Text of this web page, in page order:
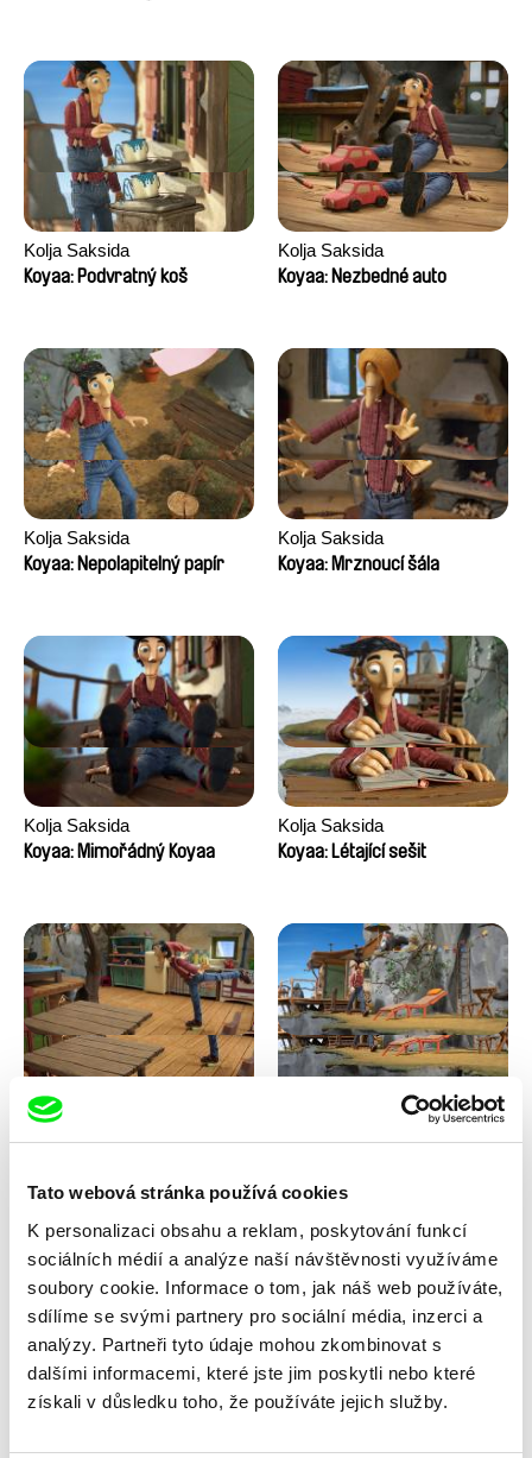
Tato webová stránka používá cookies
K personalizaci obsahu a reklam, poskytování funkcí
sociálních médií a analýze naší návštěvnosti využíváme
soubory cookie. Informace o tom, jak náš web používáte,
sdílíme se svými partnery pro sociální média, inzerci a
analýzy. Partneři tyto údaje mohou zkombinovat s
dalšími informacemi, které jste jim poskytli nebo které
získali v důsledku toho, že používáte jejich služby.
Kolja Saksida
Koyaa: Podvratný koš
Kolja Saksida
Koyaa: Nezbedné auto
Kolja Saksida
Koyaa: Nepolapitelný papír
Kolja Saksida
Koyaa: Mrznoucí šála
Kolja Saksida
Koyaa: Mimořádný Koyaa
Kolja Saksida
Koyaa: Létající sešit
Kolja Saksida
Koyaa: Kluzké mýdlo
Koyaa: Divoké lehátko
Franka Sachse
Anni Oja